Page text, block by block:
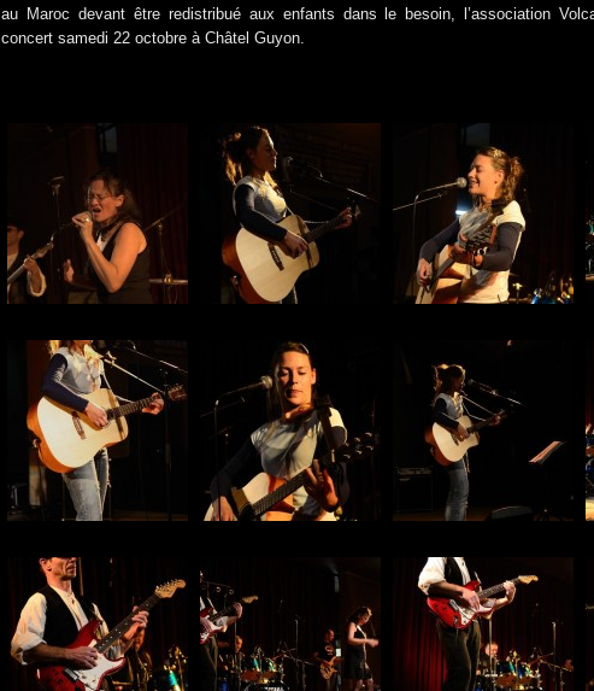
au Maroc devant être redistribué aux enfants dans le besoin, l’association
concert samedi 22 octobre à Châtel Guyon.